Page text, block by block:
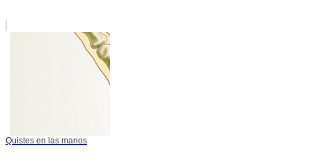
Quistes en las manos